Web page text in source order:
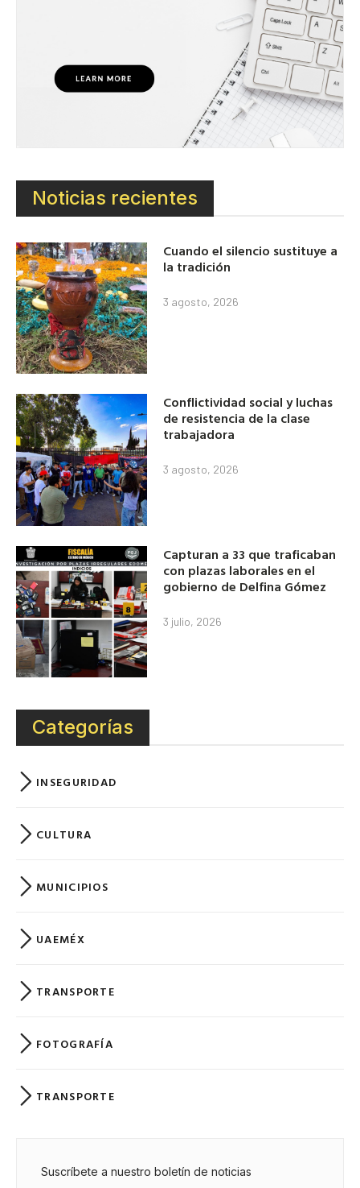
Noticias recientes
Cuando el silencio sustituye a
la tradición
3 agosto, 2026
Conflictividad social y luchas
de resistencia de la clase
trabajadora
3 agosto, 2026
Capturan a 33 que traficaban
con plazas laborales en el
gobierno de Delfina Gómez
3 julio, 2026
Categorías
INSEGURIDAD
CULTURA
MUNICIPIOS
UAEMÉX
TRANSPORTE
FOTOGRAFÍA
TRANSPORTE
Suscríbete a nuestro boletín de noticias